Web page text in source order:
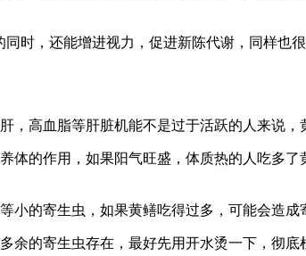
时，还能增进视力，促进新陈代谢，同样也
高血脂等肝脏机能不是过于活跃的人来说，
体的作用，如果阳气旺盛，体质热的人吃多
的寄生虫，如果黄鳝吃得过多，可能会造成
的寄生虫存在，最好先用开水烫一下，彻底